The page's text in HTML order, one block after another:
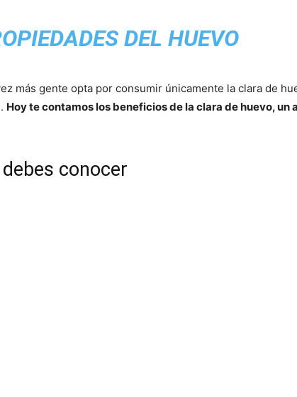
DEL HUEVO
más gente opta por consumir únicamente la clara de
Hoy te contamos los beneficios de la clara de huevo, un
conocer